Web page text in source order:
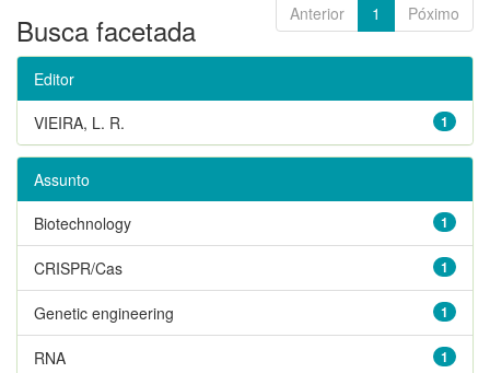
Anterior 1 Póximo
Busca facetada
Editor
1
VIEIRA, L. R.
Assunto
1
Biotechnology
1
CRISPR/Cas
1
Genetic engineering
1
RNA